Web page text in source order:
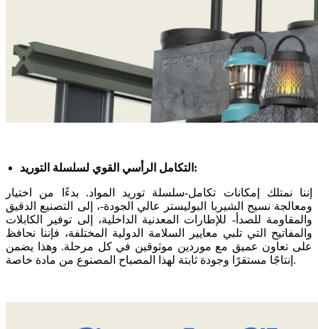
التكامل الرأسي القوي لسلسلة التوريد:
إننا نمتلك إمكانات تكامل-سلسلة توريد المواد. بدءًا من اختيار
ومعالجة نسيج الشيربا البوليستر عالي الجودة-، إلى التصنيع الدقيق
والمقاومة للصدأ- للإطارات المعدنية الداخلية، إلى توفير الكابلات
والمفاتيح التي تلبي معايير السلامة الدولية المختلفة، فإننا نحافظ
على تعاون عميق مع موردين موثوقين في كل مرحلة. وهذا يضمن
إنتاجًا مستقرًا وجودة ثابتة لهذا المصباح المصنوع من مادة خاصة.